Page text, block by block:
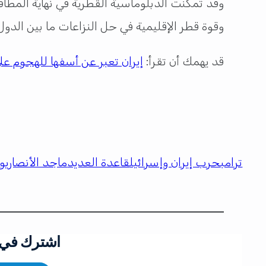
وقوة قطر الإقليمية في حل النزاعات ما بين
قد يهمك أن تقرأ: إيران تعبر عن أسفها للهجوم
ترامبحرب إيران وإسرائيلقاعدة العديدماجد الأنصاري
اشترك في